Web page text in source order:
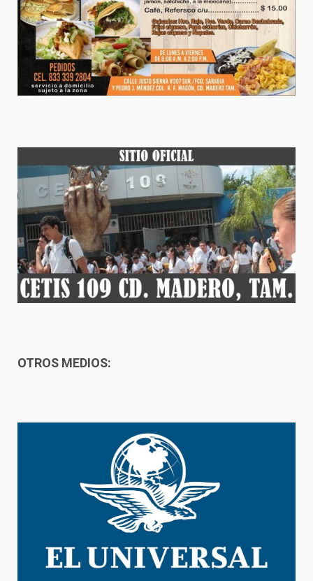
OTROS MEDIOS: